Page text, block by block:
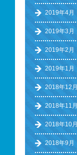
2019年4月
2019年3月
2019年2月
2019年1月
2018年12月
2018年11月
2018年10月
2018年9月